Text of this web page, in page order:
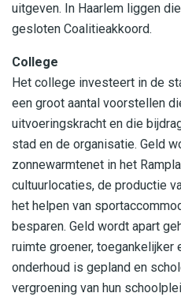
uitgeven. In Haarlem liggen
gesloten Coalitieakkoord.
College
Het college investeert in de
een groot aantal voorstellen
uitvoeringskracht en die
stad en de organisatie. Geld
zonnewarmtenet in het
cultuurlocaties, de productie
het helpen van
besparen. Geld wordt apart
ruimte groener, toegankelijker
onderhoud is gepland en
vergroening van hun